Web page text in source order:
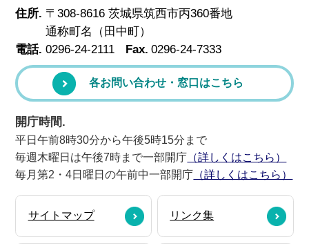
住所. 〒308-8616 茨城県筑西市丙360番地
通称町名（田中町）
電話. 0296-24-2111 Fax. 0296-24-7333
各お問い合わせ・窓口はこちら
開庁時間.
平日午前8時30分から午後5時15分まで
毎週木曜日は午後7時まで一部開庁 （詳しくはこちら）
毎月第2・4日曜日の午前中一部開庁 （詳しくはこちら）
サイトマップ リンク集